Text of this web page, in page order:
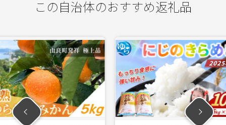
この自治体のおすすめ返礼品